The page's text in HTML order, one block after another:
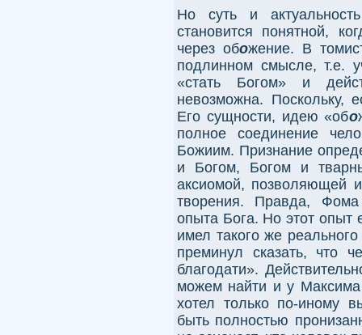
Но суть и
становится понятной,
через обожение. В
подлинном смысле, т.е.
«стать Богом» и
невозможна. Поскольку,
Его сущности, идею «обо
полное соединение
Божиим. Признание
и Богом, Богом и
аксиомой, позволяющей
творения. Правда,
опыта Бога. Но этот опыт
имел такого же
преминул сказать, что
благодати».
можем найти и у
хотел только по-иному
быть полностью